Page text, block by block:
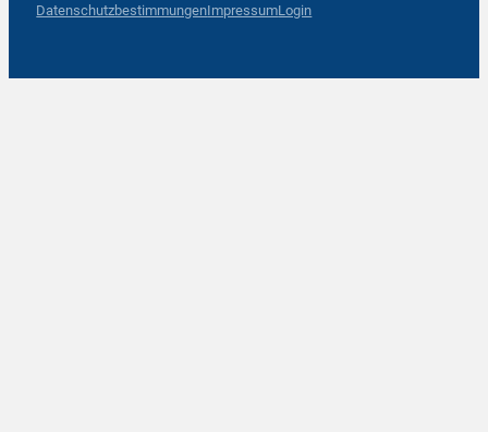
DatenschutzbestimmungenImpressumLogin